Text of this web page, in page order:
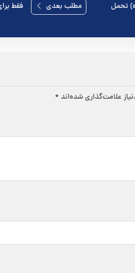
ماه) تحمل
مطلب بعدی
علامت‌گذاری شده‌اند *